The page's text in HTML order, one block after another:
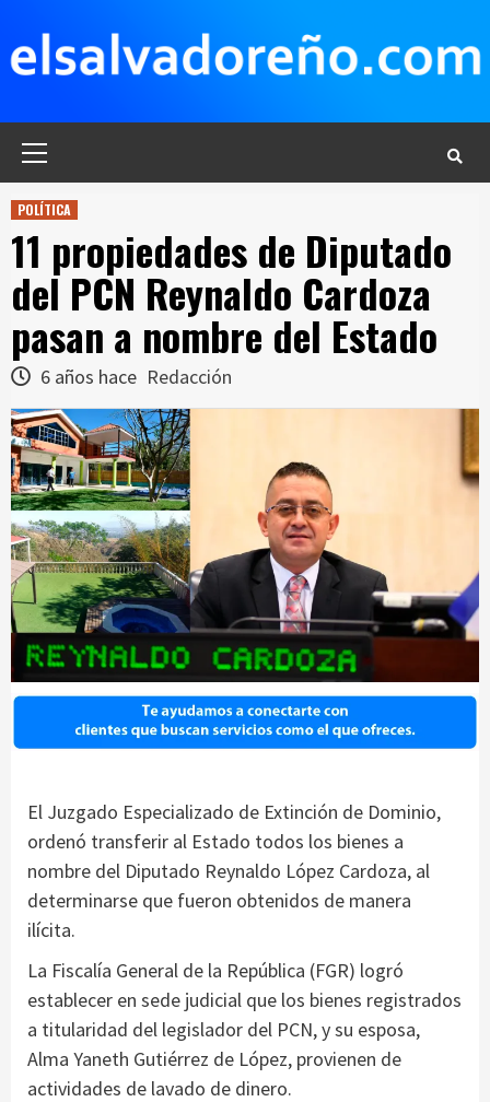
contenido
POLÍTICA
11 propiedades de Diputado
del PCN Reynaldo Cardoza
pasan a nombre del Estado
6 años hace Redacción
El Juzgado Especializado de Extinción de Dominio,
ordenó transferir al Estado todos los bienes a
nombre del Diputado Reynaldo López Cardoza, al
determinarse que fueron obtenidos de manera
ilícita.
La Fiscalía General de la República (FGR) logró
establecer en sede judicial que los bienes registrados
a titularidad del legislador del PCN, y su esposa,
Alma Yaneth Gutiérrez de López, provienen de
actividades de lavado de dinero.